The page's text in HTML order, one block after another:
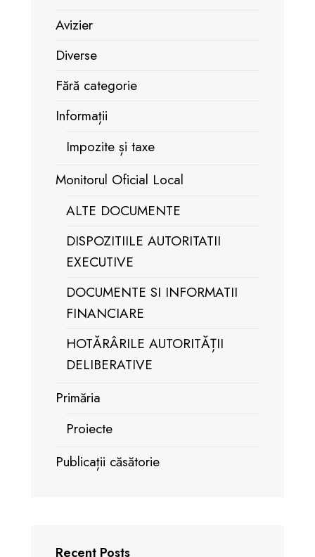
Avizier
Diverse
Fără categorie
Informații
Impozite și taxe
Monitorul Oficial Local
ALTE DOCUMENTE
DISPOZITIILE AUTORITATII
EXECUTIVE
DOCUMENTE SI INFORMATII
FINANCIARE
HOTĂRÂRILE AUTORITĂȚII
DELIBERATIVE
Primăria
Proiecte
Publicații căsătorie
Recent Posts